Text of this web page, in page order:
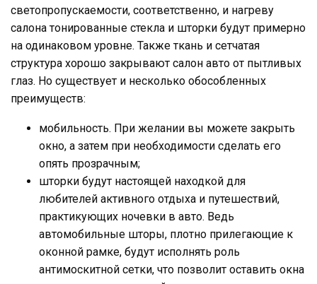
светопропускаемости, соответственно, и нагреву
салона тонированные стекла и шторки будут примерно
на одинаковом уровне. Также ткань и сетчатая
структура хорошо закрывают салон авто от пытливых
глаз. Но существует и несколько обособленных
преимуществ:
мобильность. При желании вы можете закрыть
окно, а затем при необходимости сделать его
опять прозрачным;
шторки будут настоящей находкой для
любителей активного отдыха и путешествий,
практикующих ночевки в авто. Ведь
автомобильные шторы, плотно прилегающие к
оконной рамке, будут исполнять роль
антимоскитной сетки, что позволит оставить окна